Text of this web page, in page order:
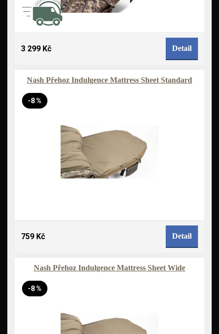
3 299 Kč Detail
Nash Přehoz Indulgence Mattress Sheet Standard
-8 %
759 Kč Detail
Nash Přehoz Indulgence Mattress Sheet Wide
-8 %